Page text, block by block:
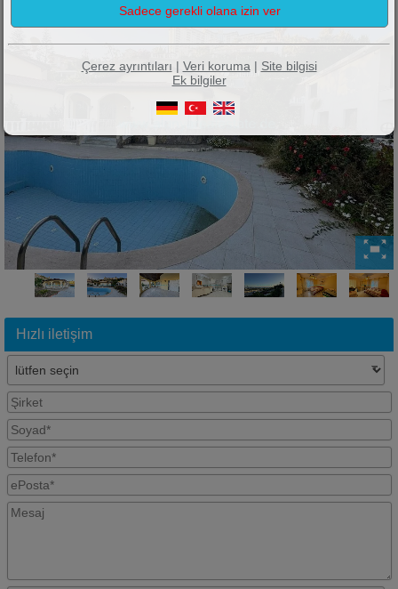
Hızlı iletişim
Çerez ayrıntıları | Veri koruma | Site bilgisi
Ek bilgiler